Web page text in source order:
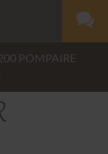
POMPAIRE